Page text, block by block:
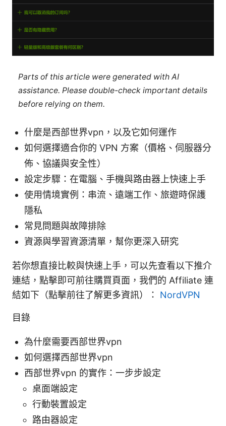
Parts of this article were generated with AI
assistance. Please double-check important details
before relying on them.
什麼是西部世界vpn，以及它如何運作
如何選擇適合你的 VPN 方案（價格、伺服器分
佈、協議與安全性）
設定步驟：在電腦、手機與路由器上快速上手
使用情境實例：串流、遠端工作、旅遊時保護
隱私
常見問題與故障排除
資源與學習資源清單，幫你更深入研究
若你想直接比較與快速上手，可以先查看以下推介
連結，點擊即可前往購買頁面，我們的 Affiliate 連
結如下（點擊前往了解更多資訊）： NordVPN
目錄
為什麼需要西部世界vpn
如何選擇西部世界vpn
西部世界vpn 的實作：一步步設定
桌面端設定
行動裝置設定
路由器設定